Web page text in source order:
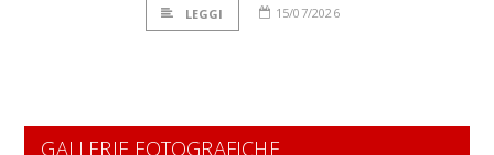
LEGGI 15/07/2026
GALLERIE FOTOGRAFICHE